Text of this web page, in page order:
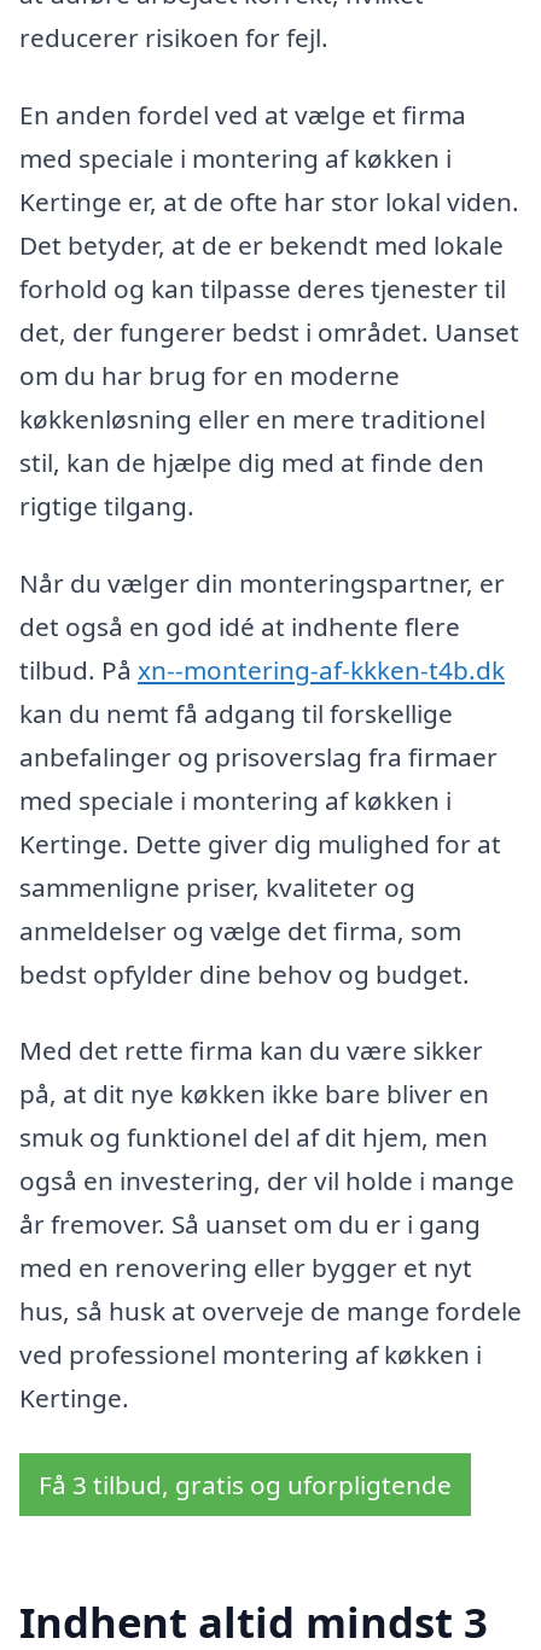
reducerer risikoen for fejl.
En anden fordel ved at vælge et firma
med speciale i montering af køkken i
Kertinge er, at de ofte har stor lokal viden.
Det betyder, at de er bekendt med lokale
forhold og kan tilpasse deres tjenester til
det, der fungerer bedst i området. Uanset
om du har brug for en moderne
køkkenløsning eller en mere traditionel
stil, kan de hjælpe dig med at finde den
rigtige tilgang.
Når du vælger din monteringspartner, er
det også en god idé at indhente flere
tilbud. På xn--montering-af-kkken-t4b.dk
kan du nemt få adgang til forskellige
anbefalinger og prisoverslag fra firmaer
med speciale i montering af køkken i
Kertinge. Dette giver dig mulighed for at
sammenligne priser, kvaliteter og
anmeldelser og vælge det firma, som
bedst opfylder dine behov og budget.
Med det rette firma kan du være sikker
på, at dit nye køkken ikke bare bliver en
smuk og funktionel del af dit hjem, men
også en investering, der vil holde i mange
år fremover. Så uanset om du er i gang
med en renovering eller bygger et nyt
hus, så husk at overveje de mange fordele
ved professionel montering af køkken i
Kertinge.
Få 3 tilbud, gratis og uforpligtende
Indhent altid mindst 3